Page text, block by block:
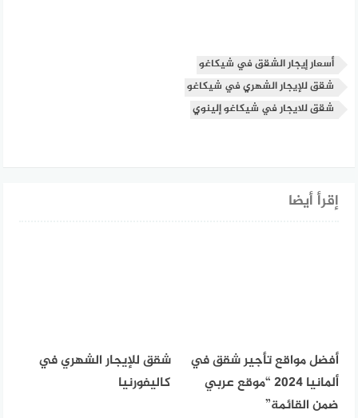
أسعار إيجار الشقق في شيكاغو
شقق للإيجار الشهري في شيكاغو
شقق للايجار في شيكاغو إلينوي
إقرأ أيضا
أفضل مواقع تأجير شقق في
ألمانيا 2024 “موقع عربي
ضمن القائمة”
شقق للإيجار الشهري في
كاليفورنيا